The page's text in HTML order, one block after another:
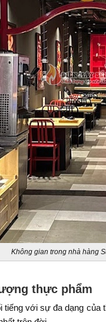
Không gian trong nhà hàng
thực phẩm
tiếng với sự đa dạng của